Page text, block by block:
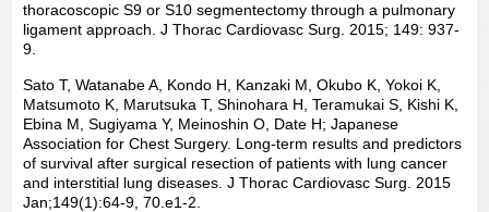
thoracoscopic S9 or S10 segmentectomy through a pulmonary
ligament approach. J Thorac Cardiovasc Surg. 2015; 149: 937-
9.
Sato T, Watanabe A, Kondo H, Kanzaki M, Okubo K, Yokoi K,
Matsumoto K, Marutsuka T, Shinohara H, Teramukai S, Kishi K,
Ebina M, Sugiyama Y, Meinoshin O, Date H; Japanese
Association for Chest Surgery. Long-term results and predictors
of survival after surgical resection of patients with lung cancer
and interstitial lung diseases. J Thorac Cardiovasc Surg. 2015
Jan;149(1):64-9, 70.e1-2.